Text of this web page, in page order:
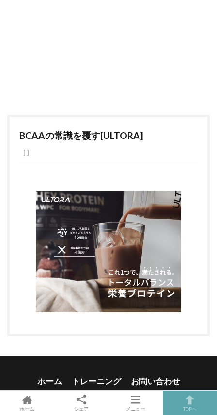
BCAAの常識を覆す[ULTORA]
ホーム トレーニング
お問い合わせ
便利グッズ
プライバシーポリシー
ホーム シェア メニュー TOPへ